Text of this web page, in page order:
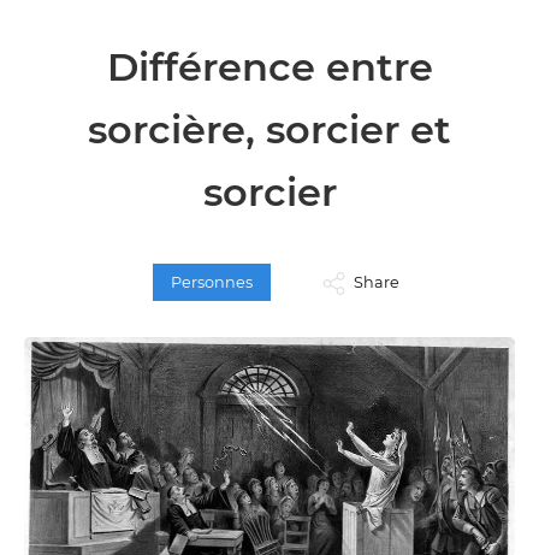
Différence entre
sorcière, sorcier et
sorcier
Personnes Share